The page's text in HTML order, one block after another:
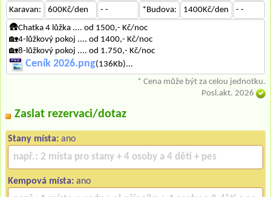
Karavan: 600Kč/den - - *Budova: 1400Kč/den
- -
🛖Chatka 4 lůžka .... od 1500,- Kč/noc
🏡4-lůžkový pokoj .... od 1400,- Kč/noc
🏡8-lůžkový pokoj .... od 1.750,- Kč/noc
Ceník 2026.png(136Kb)...
* Cena může být za celou jednotku.
Posl.akt. 2026
Zaslat rezervaci/dotaz
Stany místa: ano
Kempová místa: ano